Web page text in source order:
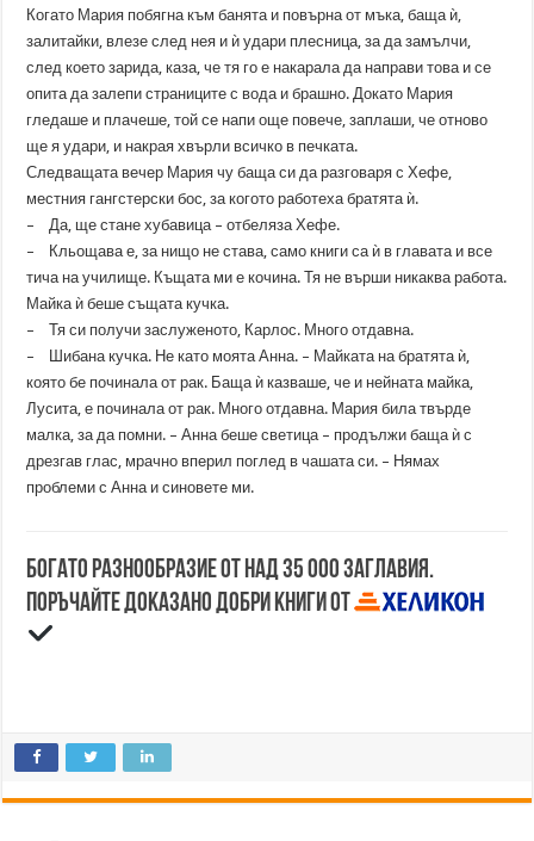
Когато Мария побягна към банята и повърна от мъка, баща ѝ,
залитайки, влезе след нея и ѝ удари плесница, за да замълчи,
след което зарида, каза, че тя го е накарала да направи това и се
опита да залепи страниците с вода и брашно. Докато Мария
гледаше и плачеше, той се напи още повече, заплаши, че отново
ще я удари, и накрая хвърли всичко в печката.
Следващата вечер Мария чу баща си да разговаря с Хефе,
местния гангстерски бос, за когото работеха братята ѝ.
– Да, ще стане хубавица – отбеляза Хефе.
– Кльощава е, за нищо не става, само книги са ѝ в главата и все
тича на училище. Къщата ми е кочина. Тя не върши никаква работа.
Майка ѝ беше същата кучка.
– Тя си получи заслуженото, Карлос. Много отдавна.
– Шибана кучка. Не като моята Анна. – Майката на братята ѝ,
която бе починала от рак. Баща ѝ казваше, че и нейната майка,
Лусита, е починала от рак. Много отдавна. Мария била твърде
малка, за да помни. – Анна беше светица – продължи баща ѝ с
дрезгав глас, мрачно вперил поглед в чашата си. – Нямах
проблеми с Анна и синовете ми.
Богато разнообразие от над 35 000 заглавия.
Поръчайте доказано добри книги от